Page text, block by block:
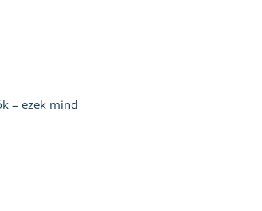
– ezek mind